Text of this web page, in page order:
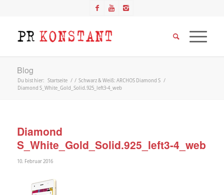
Blog
Du bist hier: Startseite / / Schwarz & Weiß: ARCHOS Diamond S /
Diamond S_White_Gold_Solid.925_left3-4_web
Diamond
S_White_Gold_Solid.925_left3-4_web
10. Februar 2016